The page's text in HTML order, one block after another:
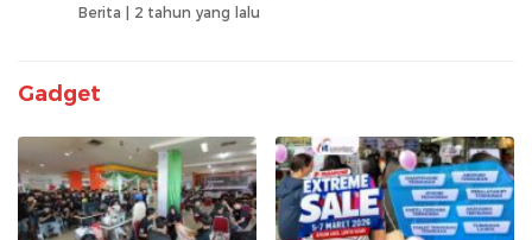
Berita | 2 tahun yang lalu
Gadget